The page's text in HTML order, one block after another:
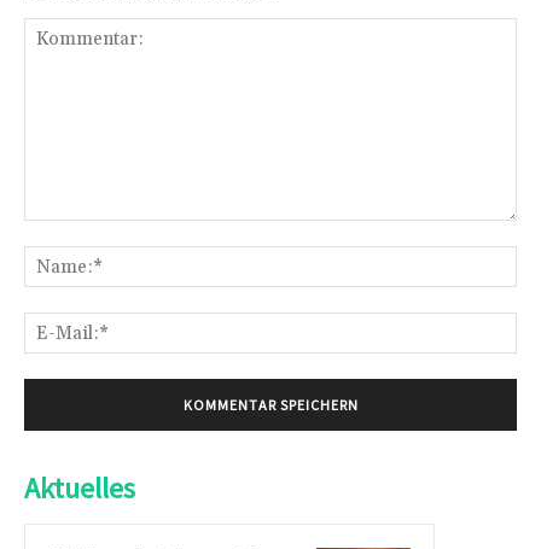
Aktuelles